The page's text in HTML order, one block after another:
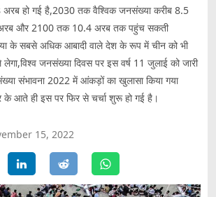
अरब हो गई है,2030 तक वैश्विक जनसंख्या करीब 8.5
और 2100 तक 10.4 अरब तक पहुंच सकती
के सबसे अधिक आबादी वाले देश के रूप में चीन को भी
जनसंख्या दिवस पर इस वर्ष 11 जुलाई को जारी
संभावना 2022 में आंकड़ों का खुलासा किया गया
आते ही इस पर फिर से चर्चा शुरू हो गई है।
15, 2022